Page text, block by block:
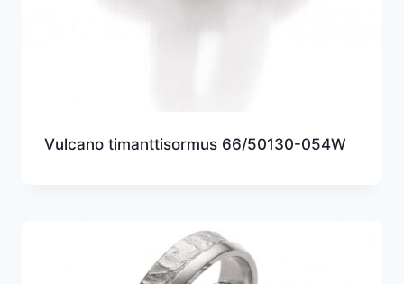
Vulcano timanttisormus 66/50130-054W